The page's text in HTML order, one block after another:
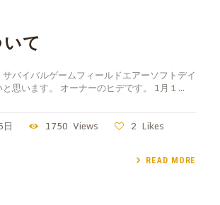
いて
バイバルゲームフィールドエアーソフトデイ
思います。 オーナーのヒデです。 1月１…
1750 Views 2 Likes
READ MORE